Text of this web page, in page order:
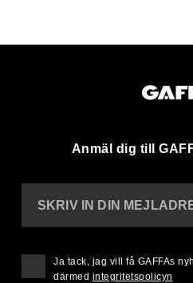
Anmäl dig till
SKRIV IN DIN
Ja tack, jag vill få GAFFAs
därmed integritetspolicyn